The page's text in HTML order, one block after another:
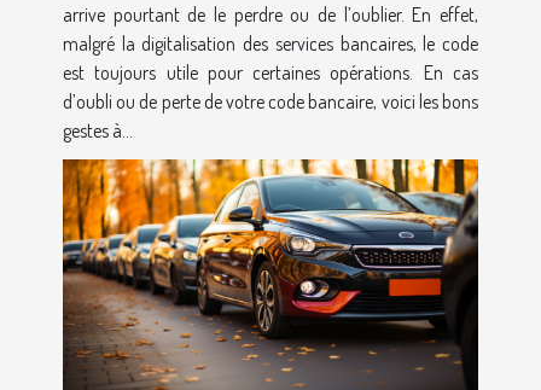
arrive pourtant de le perdre ou de l’oublier. En effet,
malgré la digitalisation des services bancaires, le code
est toujours utile pour certaines opérations. En cas
d’oubli ou de perte de votre code bancaire, voici les bons
gestes à...